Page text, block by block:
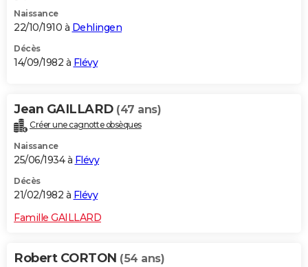
Naissance
22/10/1910 à Dehlingen
Décès
14/09/1982 à Flévy
Jean GAILLARD (47 ans)
Créer une cagnotte obsèques
Naissance
25/06/1934 à Flévy
Décès
21/02/1982 à Flévy
Famille GAILLARD
Robert CORTON (54 ans)